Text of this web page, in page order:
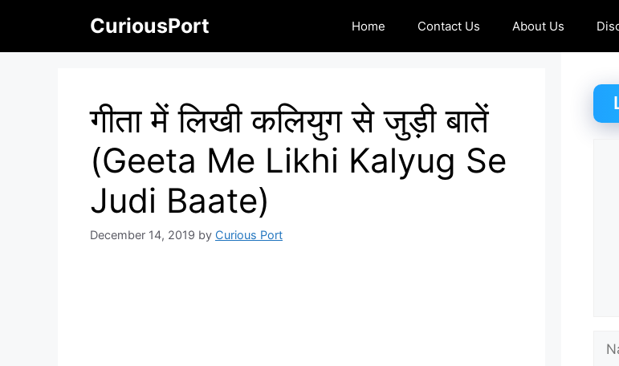
content
CuriousPort Home Contact Us About Us
गीता में लिखी कलियुग से जुड़ी बातें
(Geeta Me Likhi Kalyug Se
Judi Baate)
December 14, 2019 by Curious Port